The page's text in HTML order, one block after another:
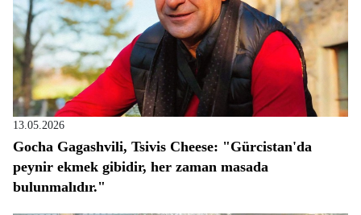
13.05.2026
Gocha Gagashvili, Tsivis Cheese: "Gürcistan'da
peynir ekmek gibidir, her zaman masada
bulunmalıdır."